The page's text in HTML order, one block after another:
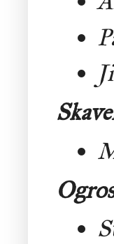
Ogros